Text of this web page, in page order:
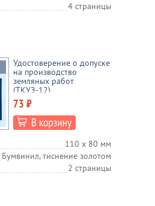
4 страницы
Удостоверение о допуске
на производство
земляных работ
(ТКУЗ-12)
73 ₽
110 х 80 мм
Бумвинил, тиснение золотом
2 страницы